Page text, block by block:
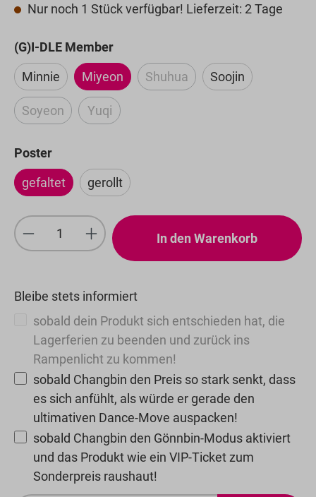
Nur noch 1 Stück verfügbar! Lieferzeit: 2 Tage
(G)I-DLE Memberauswählen
Minnie Miyeon Shuhua(Diese Option ist zurzeit nicht
Soojin
Soyeon(Diese Option ist zurzeit nicht verfügbar.)
Yuqi(Diese Option ist zurzeit nicht verfügbar.)
Posterauswählen
gefaltet gerollt
Produkt Anzahl: Gib den gewünschten
In den Warenkorb
Bleibe stets informiert
sobald dein Produkt sich entschieden hat, die
Lagerferien zu beenden und zurück ins
Rampenlicht zu kommen!
sobald Changbin den Preis so stark senkt, dass
es sich anfühlt, als würde er gerade den
ultimativen Dance-Move auspacken!
sobald Changbin den Gönnbin-Modus aktiviert
und das Produkt wie ein VIP-Ticket zum
Sonderpreis raushaut!